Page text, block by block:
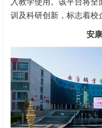
入教学使用。该平台将
训及科研创新，标志着校
安